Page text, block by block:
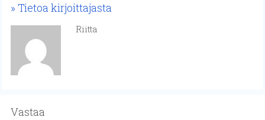
Tietoa kirjoittajasta
Riitta
Vastaa